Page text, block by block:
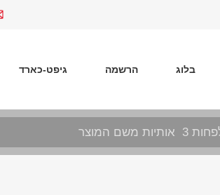
בלוג הרשמה גיפט-כארד